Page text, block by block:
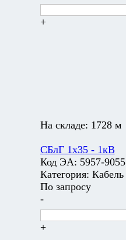
+
На складе: 1728 м
СБлГ 1х35 - 1кВ
Код ЭА: 5957-9055
Категория: Кабель
По запросу
-
+